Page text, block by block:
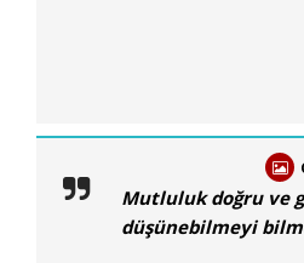
Mutluluk doğru ve
düşünebilmeyi